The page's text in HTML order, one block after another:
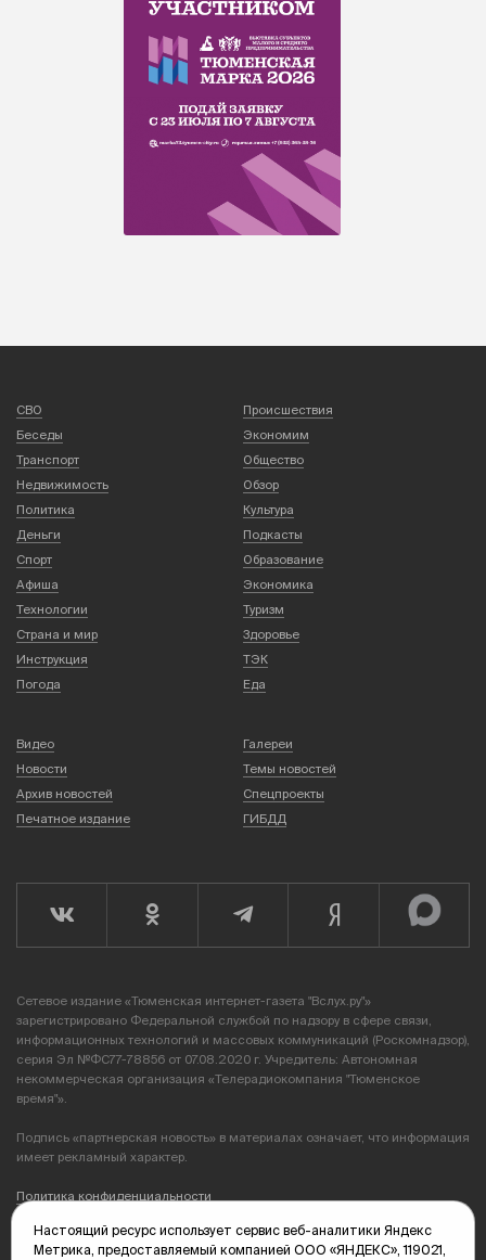
СВО
Происшествия
Беседы
Экономим
Транспорт
Общество
Недвижимость
Обзор
Политика
Культура
Деньги
Подкасты
Спорт
Образование
Афиша
Экономика
Технологии
Туризм
Страна и мир
Здоровье
Инструкция
ТЭК
Погода
Еда
Видео
Галереи
Новости
Темы новостей
Архив новостей
Спецпроекты
Печатное издание
ГИБДД
Сетевое издание «Тюменская интернет-газета "Вслух.ру"»
зарегистрировано Федеральной службой по надзору в сфере связи,
информационных технологий и массовых коммуникаций (Роскомнадзор),
серия Эл №ФС77-78856 от 07.08.2020 г. Учредитель: Автономная
некоммерческая организация «Телерадиокомпания "Тюменское
время"».
Подпись «партнерская новость» в материалах означает, что информация
имеет рекламный характер.
Политика конфиденциальности
Редакция: 625035, Тюмень, пр. Геологоразведчиков, 28А
(3452) 68-89-05
Настоящий ресурс использует сервис веб-аналитики Яндекс
Метрика, предоставляемый компанией ООО «ЯНДЕКС», 119021,